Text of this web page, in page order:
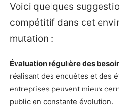
Voici quelques
compétitif dans cet
mutation :
Évaluation régulière des
réalisant des enquêtes et des
entreprises peuvent mieux
public en constante évolution.